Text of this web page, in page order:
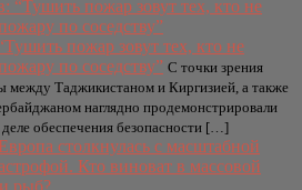
пожар зовут тех, кто не
по соседству” С точки зрения
между Таджикистаном и Киргизией, а также
наглядно продемонстрировали
обеспечения безопасности […]